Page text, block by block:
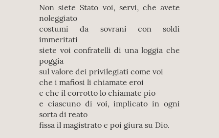
Non siete Stato voi, servi, che avete
noleggiato
costumi da sovrani con soldi
immeritati
siete voi confratelli di una loggia che
poggia
sul valore dei privilegiati come voi
che i mafiosi li chiamate eroi
e che il corrotto lo chiamate pio
e ciascuno di voi, implicato in ogni
sorta di reato
fissa il magistrato e poi giura su Dio.